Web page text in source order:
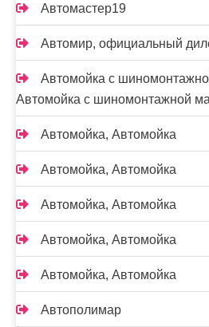
Автомастер19
Автомир, официальный
Автомойка с
Автомойка с шиномонтажной
Автомойка, Автомойка
Автомойка, Автомойка
Автомойка, Автомойка
Автомойка, Автомойка
Автомойка, Автомойка
Автополимар